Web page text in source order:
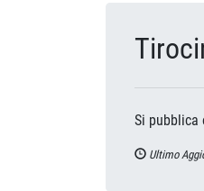
Si pubblica
Ultimo